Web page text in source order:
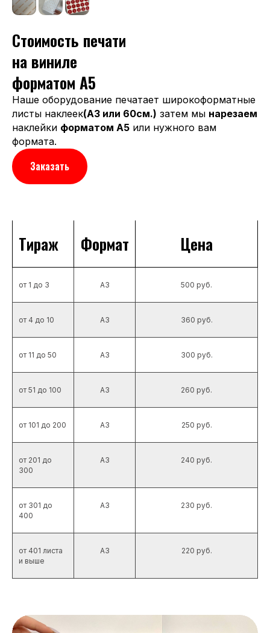
Стоимость печати
на виниле
форматом A5
Наше оборудование печатает широкоформатные
листы наклеек(А3 или 60см.) затем мы нарезаем
наклейки форматом А5 или нужного вам
формата.
Заказать
Тираж Формат Цена
от 1 до 3 А3 500 руб.
от 4 до 10 А3 360 руб.
от 11 до 50 А3 300 руб.
от 51 до 100 А3 260 руб.
от 101 до 200 А3 250 руб.
от 201 до
300
А3 240 руб.
от 301 до
400
А3 230 руб.
от 401 листа
и выше
А3 220 руб.